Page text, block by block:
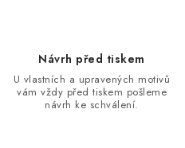
Návrh před tiskem
U vlastních a upravených motivů
vám vždy před tiskem pošleme
návrh ke schválení.